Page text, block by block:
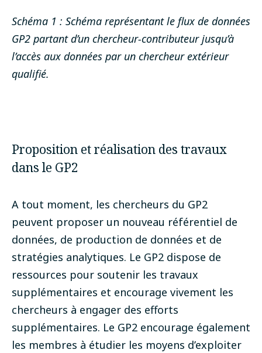
Schéma 1 : Schéma représentant le flux de données
GP2 partant d’un chercheur-contributeur jusqu’à
l’accès aux données par un chercheur extérieur
qualifié.
Proposition et réalisation des travaux
dans le GP2
A tout moment, les chercheurs du GP2
peuvent proposer un nouveau référentiel de
données, de production de données et de
stratégies analytiques. Le GP2 dispose de
ressources pour soutenir les travaux
supplémentaires et encourage vivement les
chercheurs à engager des efforts
supplémentaires. Le GP2 encourage également
les membres à étudier les moyens d’exploiter